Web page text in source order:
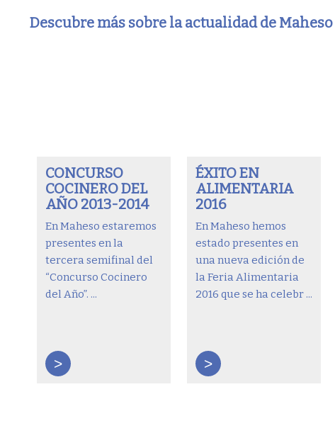
Descubre más sobre la actualidad de Maheso
CONCURSO
COCINERO DEL
AÑO 2013-2014
En Maheso estaremos
presentes en la
tercera semifinal del
“Concurso Cocinero
del Año”. ...
>
ÉXITO EN
ALIMENTARIA
2016
En Maheso hemos
estado presentes en
una nueva edición de
la Feria Alimentaria
2016 que se ha celebr ...
>